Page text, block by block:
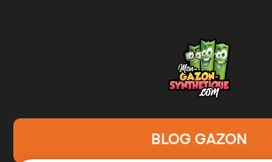
BLOG GAZON